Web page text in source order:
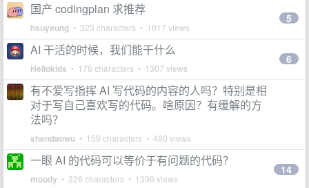
国产 codingplan 求推荐
hsuyeung • 323 characters • 1017 views
5
AI 干活的时候，我们能干什么
Hellokids • 176 characters • 1307 views
6
有不爱写指挥 AI 写代码的内容的人吗？特别是相
对于写自己喜欢写的代码。啥原因？有缓解的方
法吗？
shendaowu • 159 characters • 480 views
一眼 AI 的代码可以等价于有问题的代码？
moudy • 326 characters • 1396 views
14